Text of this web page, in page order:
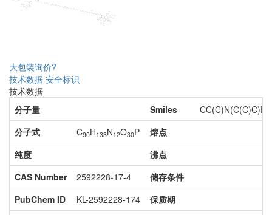
大包装询价?
技术数据 安全标识
技术数据
分子量
Smiles
分子式
C90H133N12O30P
熔点
纯度
沸点
CAS Number
2592228-17-4
储存条件
PubChem ID
KL-2592228-174
保质期